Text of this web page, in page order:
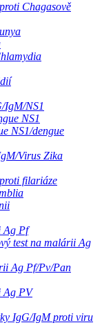
Chagasově
IgM/NS1
NS1
NS1/dengue
Virus Zika
filariáze
Ag Pf
test na malárii Ag
Ag Pf/Pv/Pan
Ag PV
IgG/IgM proti viru